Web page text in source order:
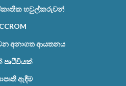
හවුල්කරුවන්
අනාගත ආයතනය
පෘථිවියක්
ඇඳීම